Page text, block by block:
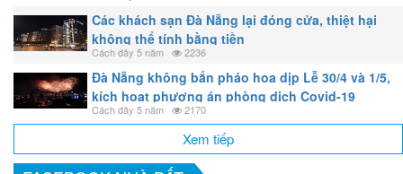
Các khách sạn Đà Nẵng lại đóng cửa, thiệt hại
không thể tính bằng tiền
Cách đây 5 năm 2236
Đà Nẵng không bắn pháo hoa dịp Lễ 30/4 và 1/5,
kích hoạt phương án phòng dịch Covid-19
Cách đây 5 năm 2170
Xem tiếp